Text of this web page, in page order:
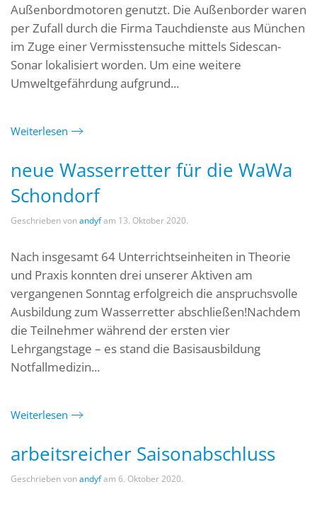
Außenbordmotoren genutzt. Die Außenborder waren
per Zufall durch die Firma Tauchdienste aus München
im Zuge einer Vermisstensuche mittels Sidescan-
Sonar lokalisiert worden. Um eine weitere
Umweltgefährdung aufgrund...
Weiterlesen
neue Wasserretter für die WaWa
Schondorf
Geschrieben vonandyfam 13. Oktober 2020.
Nach insgesamt 64 Unterrichtseinheiten in Theorie
und Praxis konnten drei unserer Aktiven am
vergangenen Sonntag erfolgreich die anspruchsvolle
Ausbildung zum Wasserretter abschließen!Nachdem
die Teilnehmer während der ersten vier
Lehrgangstage – es stand die Basisausbildung
Notfallmedizin...
Weiterlesen
arbeitsreicher Saisonabschluss
Geschrieben vonandyfam 6. Oktober 2020.